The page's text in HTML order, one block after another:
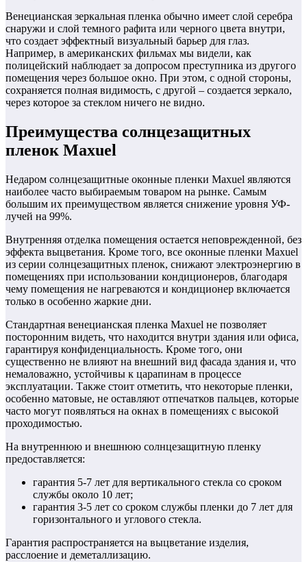
Венецианская зеркальная пленка обычно имеет слой серебра
снаружи и слой темного рафита или черного цвета внутри,
что создает эффектный визуальный барьер для глаз.
Например, в американских фильмах мы видели, как
полицейский наблюдает за допросом преступника из другого
помещения через большое окно. При этом, с одной стороны,
сохраняется полная видимость, с другой – создается зеркало,
через которое за стеклом ничего не видно.
Преимущества солнцезащитных
пленок Maxuel
Недаром солнцезащитные оконные пленки Maxuel являются
наиболее часто выбираемым товаром на рынке. Самым
большим их преимуществом является снижение уровня УФ-
лучей на 99%.
Внутренняя отделка помещения остается неповрежденной, без
эффекта выцветания. Кроме того, все оконные пленки Maxuel
из серии солнцезащитных пленок, снижают электроэнергию в
помещениях при использовании кондиционеров, благодаря
чему помещения не нагреваются и кондиционер включается
только в особенно жаркие дни.
Стандартная венецианская пленка Maxuel не позволяет
посторонним видеть, что находится внутри здания или офиса,
гарантируя конфиденциальность. Кроме того, они
существенно не влияют на внешний вид фасада здания и, что
немаловажно, устойчивы к царапинам в процессе
эксплуатации. Также стоит отметить, что некоторые пленки,
особенно матовые, не оставляют отпечатков пальцев, которые
часто могут появляться на окнах в помещениях с высокой
проходимостью.
На внутреннюю и внешнюю солнцезащитную пленку
предоставляется:
гарантия 5-7 лет для вертикального стекла со сроком
службы около 10 лет;
гарантия 3-5 лет со сроком службы пленки до 7 лет для
горизонтального и углового стекла.
Гарантия распространяется на выцветание изделия,
расслоение и деметаллизацию.